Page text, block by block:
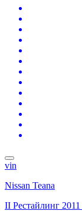
vin
Nissan Teana
II Рестайлинг 2011